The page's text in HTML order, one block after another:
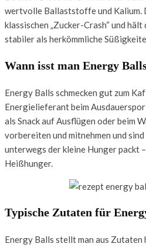
wertvolle Ballaststoffe und Kalium.
klassischen „Zucker-Crash“ und
stabiler als herkömmliche
Wann isst man Energy
Energy Balls schmecken gut zum
Energielieferant beim
als Snack auf Ausflügen oder beim
vorbereiten und mitnehmen und sind
unterwegs der kleine Hunger packt
Heißhunger.
Typische Zutaten für
Energy Balls stellt man aus Zutaten